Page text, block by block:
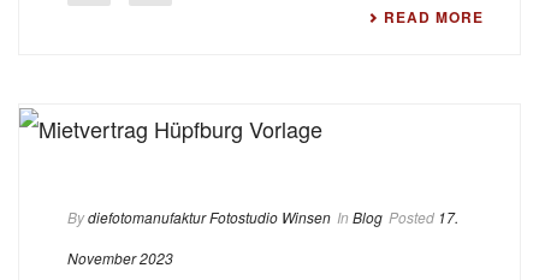
READ MORE
Bydiefotomanufaktur Fotostudio Winsen In Blog Posted 17.
November 2023